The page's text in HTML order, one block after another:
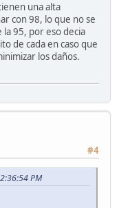
una alta
con 98, lo que no se
la 95, por eso decia
de cada en caso que
los daños.
#4
PM